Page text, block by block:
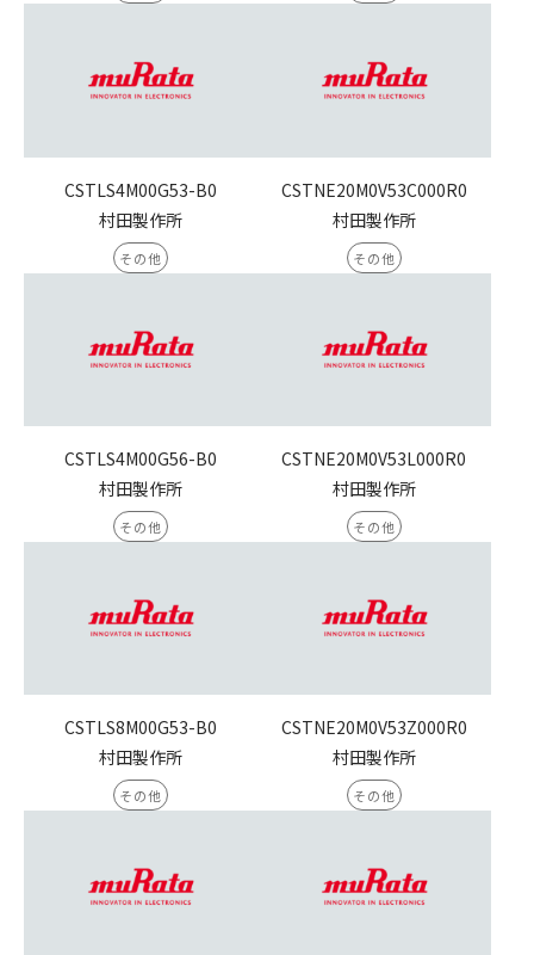
CSTLS4M00G53-B0
村田製作所
その他
CSTNE20M0V53C000R0
村田製作所
その他
CSTLS4M00G56-B0
村田製作所
その他
CSTNE20M0V53L000R0
村田製作所
その他
CSTLS8M00G53-B0
村田製作所
その他
CSTNE20M0V53Z000R0
村田製作所
その他